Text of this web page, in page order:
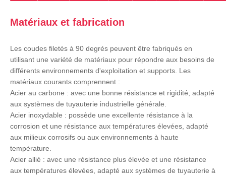
Matériaux et fabrication
Les coudes filetés à 90 degrés peuvent être fabriqués en
utilisant une variété de matériaux pour répondre aux besoins de
différents environnements d'exploitation et supports. Les
matériaux courants comprennent :
Acier au carbone : avec une bonne résistance et rigidité, adapté
aux systèmes de tuyauterie industrielle générale.
Acier inoxydable : possède une excellente résistance à la
corrosion et une résistance aux températures élevées, adapté
aux milieux corrosifs ou aux environnements à haute
température.
Acier allié : avec une résistance plus élevée et une résistance
aux températures élevées, adapté aux systèmes de tuyauterie à